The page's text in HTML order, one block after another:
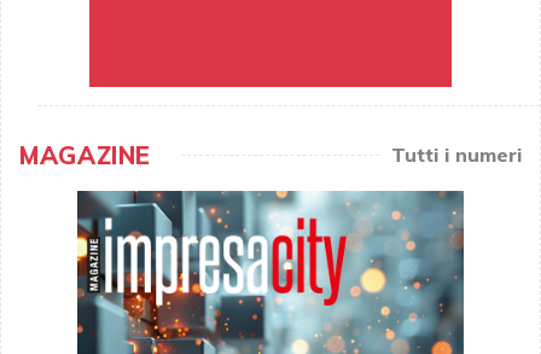
MAGAZINE Tutti i numeri